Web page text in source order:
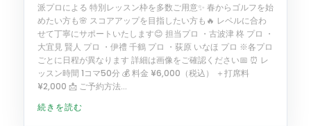
派プロによる 特別レッスン枠を多数ご用意✨ 春からゴルフを始
めたい方も🌸 スコアアップを目指したい方も🔥 レベルに合わ
せて丁寧にサポートいたします😊 担当プロ ・古波津 柊 プロ ・
大宜見 賢人 プロ ・伊禮 千鶴 プロ ・荻原 いなほ プロ ※各プロ
ごとに日程が異なります 詳細は画像をご確認ください📅 ⏰ レ
ッスン時間 1コマ50分 💰 料金 ¥6,000（税込） ＋打席料
¥2,000 📩 ご予約方法...
続きを読む